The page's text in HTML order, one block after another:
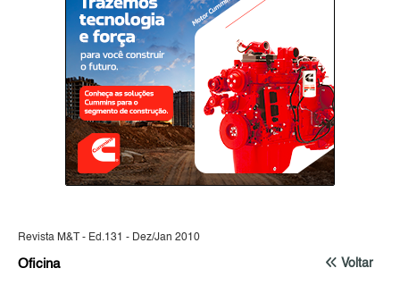
Revista M&T - Ed.131 - Dez/Jan 2010
Voltar
Oficina